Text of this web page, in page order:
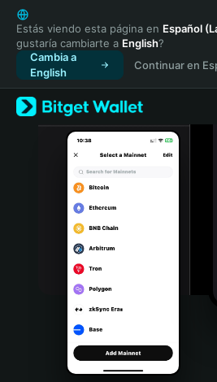
English
日本語
Tiếng Việt
Русский
Español (Latinoamérica)
Türkçe
Italiano
Português (Portugal)
Bahasa Indonesia
Português (Brasil)
Español (Argentina)
Estás viendo esta página en Español
gustaría cambiarte a English?
Cambia a
English
Continuar en